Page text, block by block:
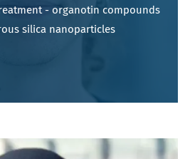
- organotin compounds
silica nanoparticles